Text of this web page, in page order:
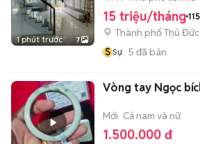
1 phút trước 7
15 triệu/tháng
Thành phố Thủ Đức
S Sự 5 đã bán
Vòng tay Ngọc
Mới Cả nam và nữ
1.500.000 đ